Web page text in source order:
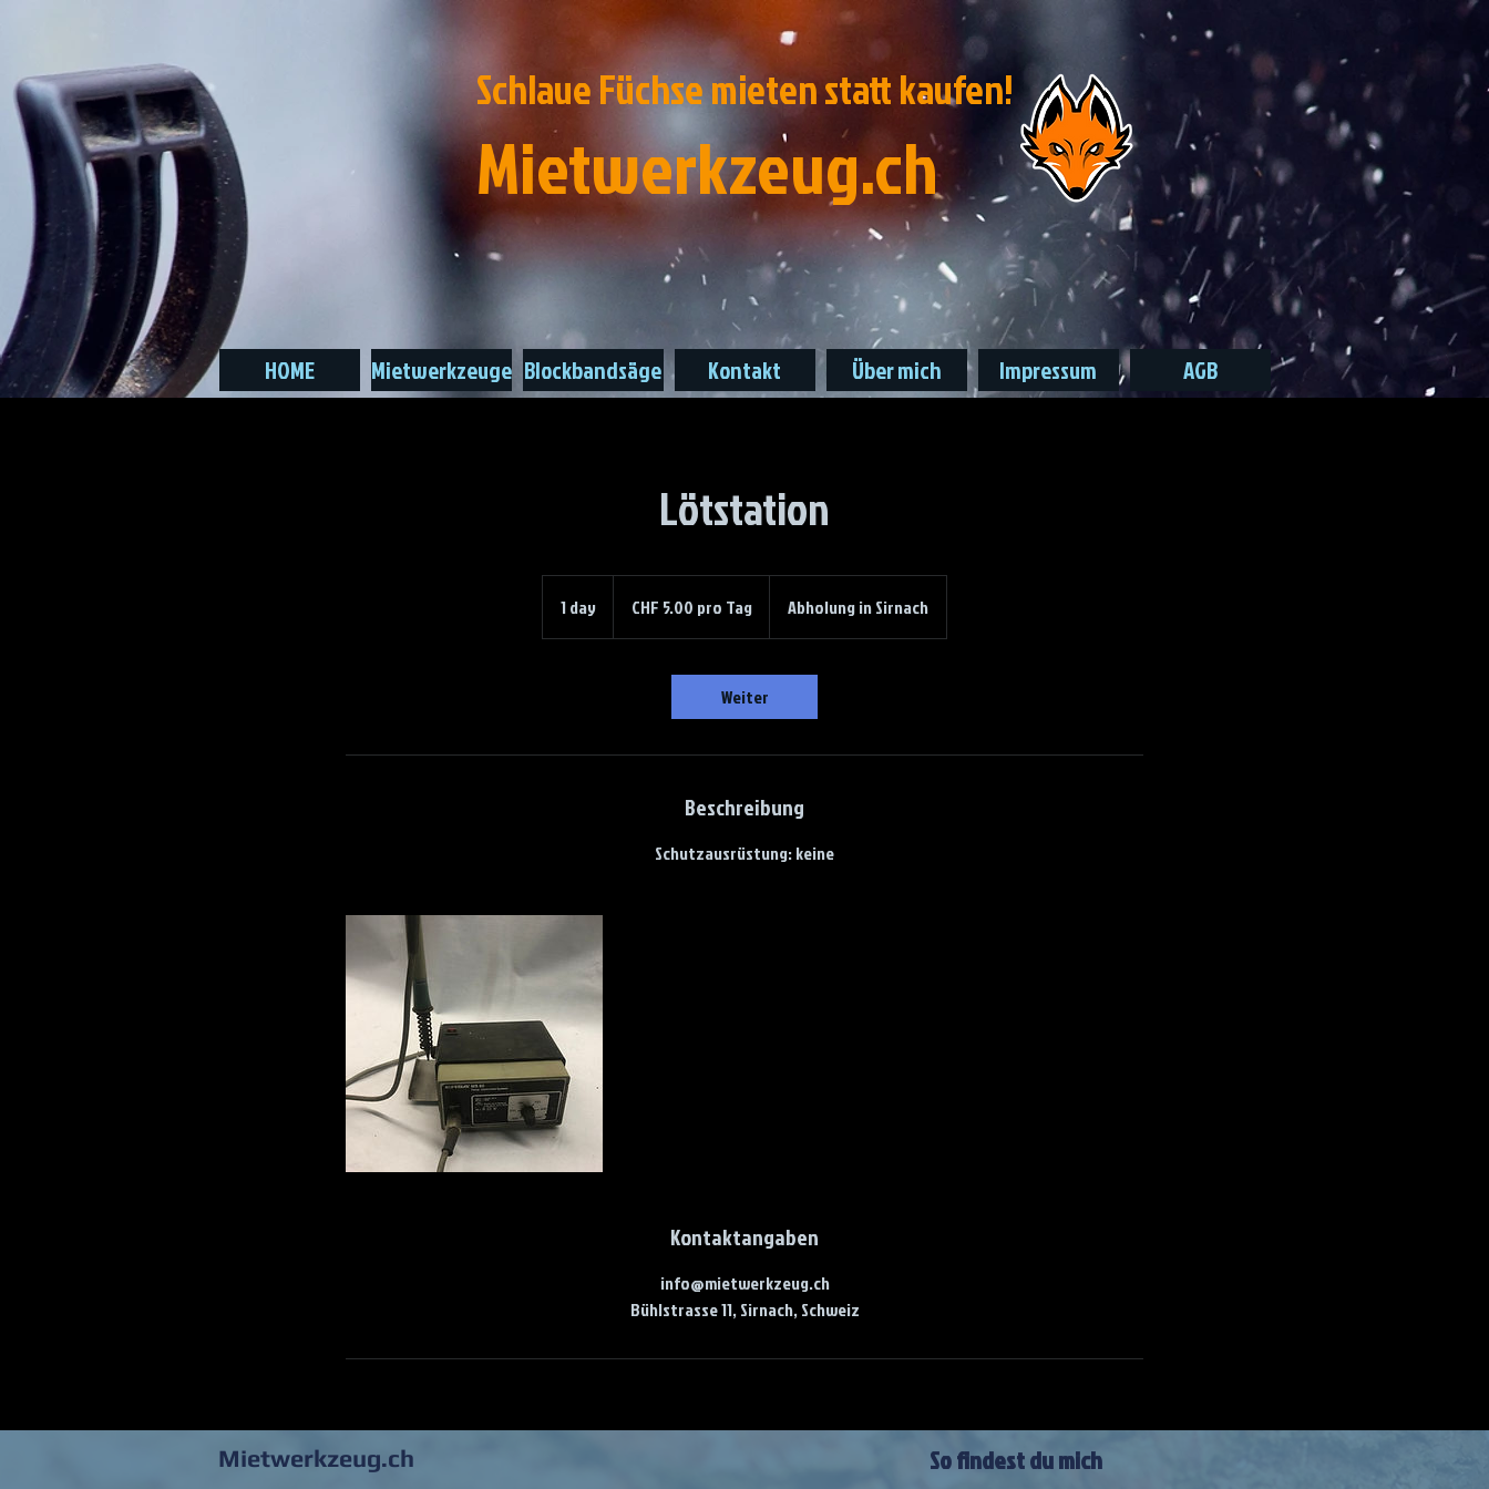
Schlaue Füchse mieten statt kaufen!
Mietwerkzeug.ch
HOME Mietwerkzeuge Blockbandsäge Kontakt Über mich Impressum AGB
Lötstation
1 day
d
CHF 5.00 pro Tag Abholung in Sirnach
Weiter
Beschreibung
Schutzausrüstung: keine
Kontaktangaben
info@mietwerkzeug.ch
Bühlstrasse 11, Sirnach, Schweiz
Mietwerkzeug.ch So findest du mich